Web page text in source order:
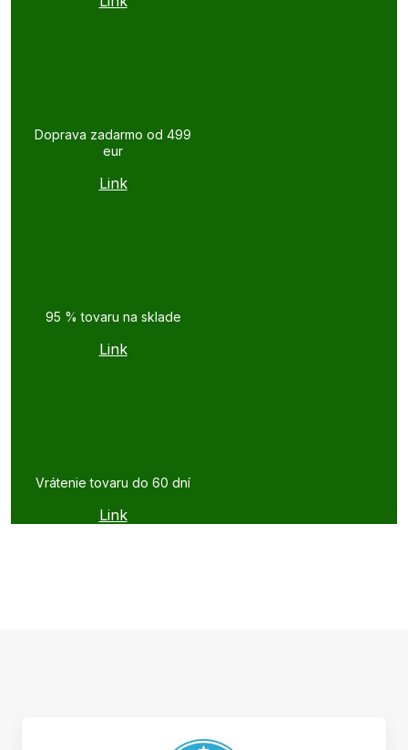
Doprava zadarmo od 499
eur
Link
95 % tovaru na sklade
Link
Vrátenie tovaru do 60 dní
Link